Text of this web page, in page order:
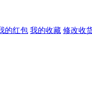
的红包 我的收藏 修改收